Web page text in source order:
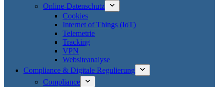
Online-Datenschutz
Cookies
Internet of Things (IoT)
Telemetrie
Tracking
VPN
Websiteanalyse
Compliance & Digitale Regulierung
Compliance